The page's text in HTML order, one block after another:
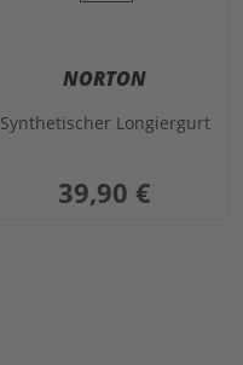
NORTON
Synthetischer Longiergurt
39,90 €